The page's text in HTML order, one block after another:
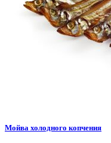
Мойва холодного копчения